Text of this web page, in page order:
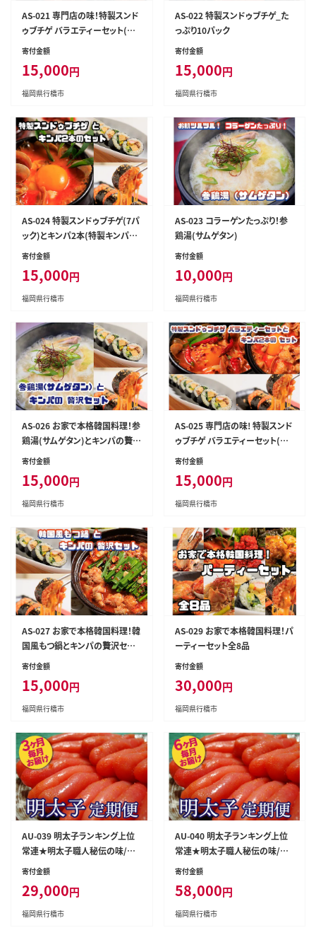
AS-021 専門店の味！特製スンド
ゥブチゲ バラエティーセット(計9
パック)
寄付金額
15,000円
福岡県行橋市
AS-022 特製スンドゥブチゲ_た
っぷり10パック
寄付金額
15,000円
福岡県行橋市
AS-024 特製スンドゥブチゲ(7パ
ック)とキンパ2本(特製キンパ1
本・チーズキンパ1本)のセット
寄付金額
15,000円
福岡県行橋市
AS-023 コラーゲンたっぷり！参
鶏湯(サムゲタン)
寄付金額
10,000円
福岡県行橋市
AS-026 お家で本格韓国料理！参
鶏湯(サムゲタン)とキンパの贅沢
セット
寄付金額
15,000円
福岡県行橋市
AS-025 専門店の味! 特製スンド
ゥブチゲ バラエティーセット(６
パック)とキンパ2本(特製キンパ
寄付金額
15,000円
福岡県行橋市
AS-027 お家で本格韓国料理！韓
国風もつ鍋とキンパの贅沢セッ
ト
寄付金額
15,000円
福岡県行橋市
AS-029 お家で本格韓国料理！パ
ーティーセット全8品
寄付金額
30,000円
福岡県行橋市
AU-039 明太子ランキング上位
常連★明太子職人秘伝の味/辛
子明太子定期便【3ヶ月連続お届
寄付金額
29,000円
福岡県行橋市
AU-040 明太子ランキング上位
常連★明太子職人秘伝の味/辛
子明太子定期便【6ヶ月連続お届
寄付金額
58,000円
福岡県行橋市